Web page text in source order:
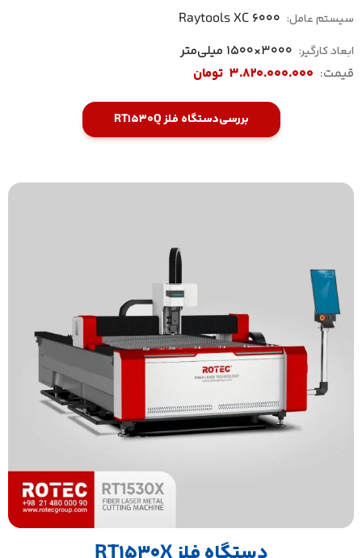
سیستم عامل: Raytools XC 6000
ابعاد کارگیر: 3000×1500 میلی‌متر
قیمت: 3.820.000.000 تومان
بررسیدستگاه فلز RT1530Q